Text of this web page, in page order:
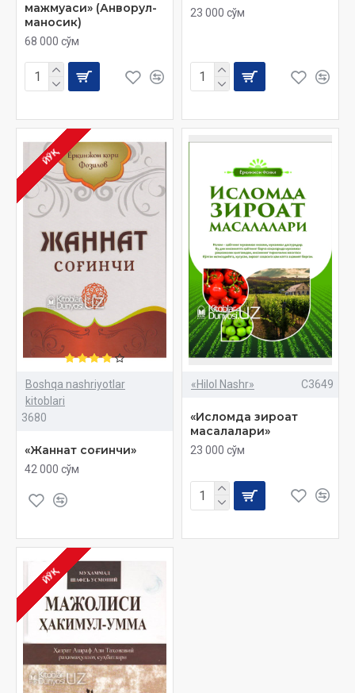
мажмуаси» (Анворул-
маносик)
68 000 сўм
23 000 сўм
ЙЎҚ
Boshqa nashriyotlar
kitoblari
3680
«Жаннат соғинчи»
42 000 сўм
«Hilol Nashr» C3649
«Исломда зироат
масалалари»
23 000 сўм
ЙЎҚ